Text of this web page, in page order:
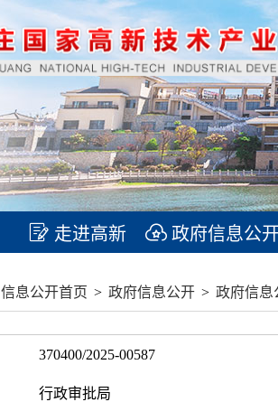
走进高新 政府信息公
信息公开首页 > 政府信息公开 > 政府信息
370400/2025-00587
行政审批局